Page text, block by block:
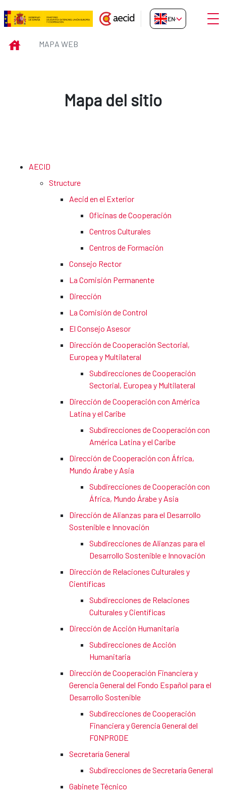
Skip to Main Content
Mapa web
EN-GB
INICIOMAPA WEB
Mapa del sitio
AECID
Structure
Aecid en el Exterior
Oficinas de Cooperación
Centros Culturales
Centros de Formación
Consejo Rector
La Comisión Permanente
Dirección
La Comisión de Control
El Consejo Asesor
Dirección de Cooperación Sectorial,
Europea y Multilateral
Subdirecciones de Cooperación
Sectorial, Europea y Multilateral
Dirección de Cooperación con América
Latina y el Caribe
Subdirecciones de Cooperación con
América Latina y el Caribe
Dirección de Cooperación con África,
Mundo Árabe y Asia
Subdirecciones de Cooperación con
África, Mundo Árabe y Asia
Dirección de Alianzas para el Desarrollo
Sostenible e Innovación
Subdirecciones de Alianzas para el
Desarrollo Sostenible e Innovación
Dirección de Relaciones Culturales y
Científicas
Subdirecciones de Relaciones
Culturales y Científicas
Dirección de Acción Humanitaria
Subdirecciones de Acción
Humanitaria
Dirección de Cooperación Financiera y
Gerencia General del Fondo Español para el
Desarrollo Sostenible
Subdirecciones de Cooperación
Financiera y Gerencia General del
FONPRODE
Secretaría General
Subdirecciones de Secretaría General
Gabinete Técnico